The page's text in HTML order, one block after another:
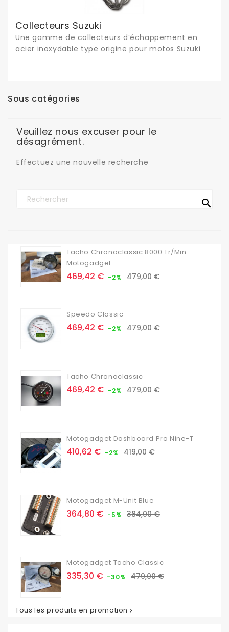
Collecteurs Suzuki
Une gamme de collecteurs d’échappement en
acier inoxydable type origine pour motos Suzuki
Sous catégories
Veuillez nous excuser pour le
désagrément.
Effectuez une nouvelle recherche

Tacho Chronoclassic 8000 Tr/min
Motogadget
Prix
469,42 € -2% Prix
479,00 €
Speedo Classic
Prix
469,42 € -2% Prix
479,00 €
Tacho Chronoclassic
Prix
469,42 € -2% Prix
479,00 €
Motogadget Dashboard Pro Nine-T
Prix
410,62 € -2% Prix
419,00 €
Motogadget M-Unit Blue
Prix
364,80 € -5% Prix
384,00 €
Motogadget Tacho Classic
Prix
335,30 € -30% Prix
479,00 €
Tous les produits en promotion 